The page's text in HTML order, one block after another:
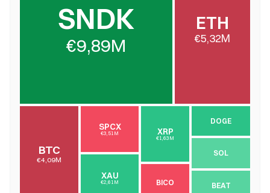
SNDK
€9,89M
ETH
€5,32M
BTC
€4,09M
SPCX
€3,51M
XAU
€2,61M
XRP
€1,63M
BICO
DOGE
SOL
BEAT